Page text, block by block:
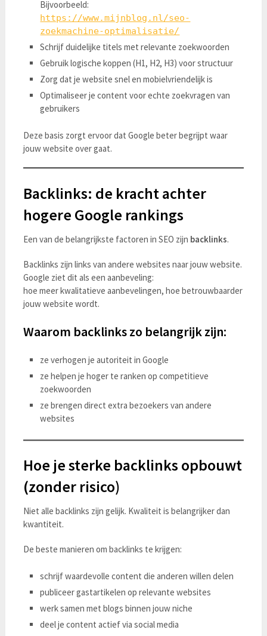
Bijvoorbeeld:
https://www.mijnblog.nl/seo-
zoekmachine-optimalisatie/
Schrijf duidelijke titels met relevante zoekwoorden
Gebruik logische koppen (H1, H2, H3) voor structuur
Zorg dat je website snel en mobielvriendelijk is
Optimaliseer je content voor echte zoekvragen van
gebruikers
Deze basis zorgt ervoor dat Google beter begrijpt waar
jouw website over gaat.
Backlinks: de kracht achter
hogere Google rankings
Een van de belangrijkste factoren in SEO zijn backlinks.
Backlinks zijn links van andere websites naar jouw website.
Google ziet dit als een aanbeveling:
hoe meer kwalitatieve aanbevelingen, hoe betrouwbaarder
jouw website wordt.
Waarom backlinks zo belangrijk zijn:
ze verhogen je autoriteit in Google
ze helpen je hoger te ranken op competitieve
zoekwoorden
ze brengen direct extra bezoekers van andere
websites
Hoe je sterke backlinks opbouwt
(zonder risico)
Niet alle backlinks zijn gelijk. Kwaliteit is belangrijker dan
kwantiteit.
De beste manieren om backlinks te krijgen:
schrijf waardevolle content die anderen willen delen
publiceer gastartikelen op relevante websites
werk samen met blogs binnen jouw niche
deel je content actief via social media